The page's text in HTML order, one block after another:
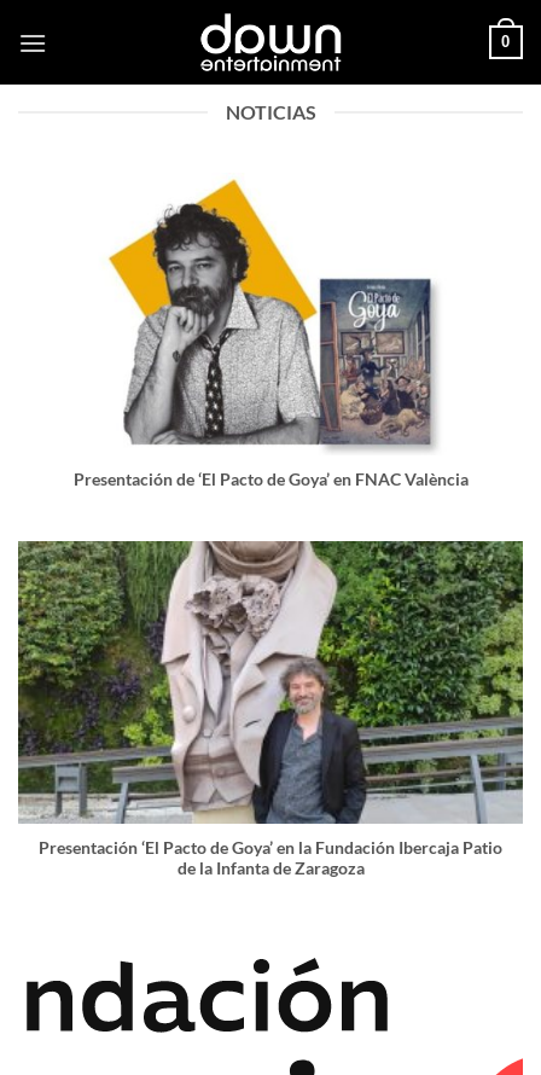
0
NOTICIAS
Presentación de ‘El Pacto de Goya’ en FNAC València
Presentación ‘El Pacto de Goya’ en la Fundación Ibercaja Patio
de la Infanta de Zaragoza